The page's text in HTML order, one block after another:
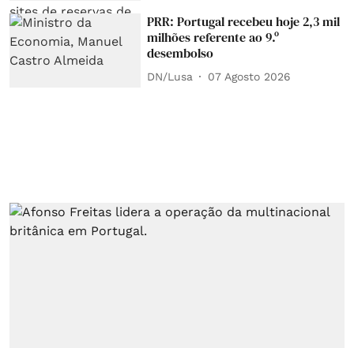
PRR: Portugal recebeu hoje 2,3 mil
milhões referente ao 9.º
desembolso
DN/Lusa 07 Agosto 2026